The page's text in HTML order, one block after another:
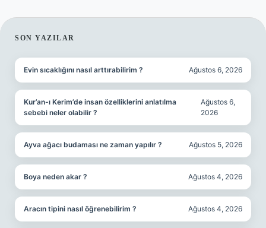
SIDEBAR
SON YAZILAR
Evin sıcaklığını nasıl arttırabilirim ? Ağustos 6, 2026
Kur’an-ı Kerim’de insan özelliklerini anlatılma
sebebi neler olabilir ?
Ağustos 6,
2026
Ayva ağacı budaması ne zaman yapılır ? Ağustos 5, 2026
Boya neden akar ? Ağustos 4, 2026
Aracın tipini nasıl öğrenebilirim ? Ağustos 4, 2026